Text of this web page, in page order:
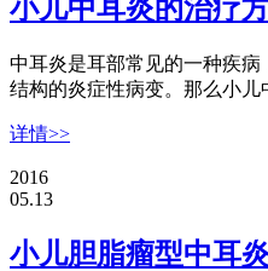
小儿中耳炎的治疗
中耳炎是耳部常见的一种疾
结构的炎症性病变。那么小儿
详情>>
2016
05.13
小儿胆脂瘤型中耳